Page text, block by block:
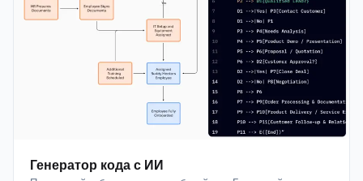
Генератор кода с ИИ